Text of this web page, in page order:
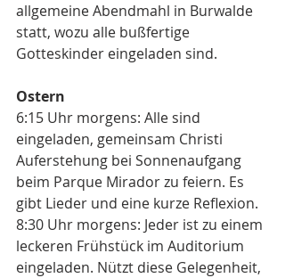
allgemeine Abendmahl in Burwalde
statt, wozu alle bußfertige
Gotteskinder eingeladen sind.
Ostern
6:15 Uhr morgens: Alle sind
eingeladen, gemeinsam Christi
Auferstehung bei Sonnenaufgang
beim Parque Mirador zu feiern. Es
gibt Lieder und eine kurze Reflexion.
8:30 Uhr morgens: Jeder ist zu einem
leckeren Frühstück im Auditorium
eingeladen. Nützt diese Gelegenheit,